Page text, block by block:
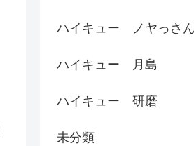
ハイキュー ノヤっさん
ハイキュー 月島
ハイキュー 研磨
未分類